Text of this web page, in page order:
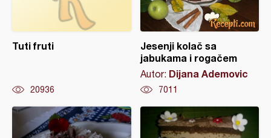
Tuti fruti
20936
Jesenji kolač sa
jabukama i rogačem
Autor: Dijana Ademovic
7011